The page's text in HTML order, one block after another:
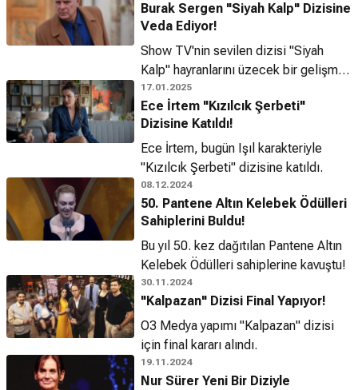
Burak Sergen "Siyah Kalp" Dizisine
Veda Ediyor!
Show TV'nin sevilen dizisi "Siyah
Kalp" hayranlarını üzecek bir gelişme
yaşandı.
17.01.2025
Ece İrtem "Kızılcık Şerbeti"
Dizisine Katıldı!
Ece İrtem, bugün Işıl karakteriyle
"Kızılcık Şerbeti" dizisine katıldı.
08.12.2024
50. Pantene Altın Kelebek Ödülleri
Sahiplerini Buldu!
Bu yıl 50. kez dağıtılan Pantene Altın
Kelebek Ödülleri sahiplerine kavuştu!
30.11.2024
"Kalpazan" Dizisi Final Yapıyor!
O3 Medya yapımı "Kalpazan" dizisi
için final kararı alındı.
19.11.2024
Nur Sürer Yeni Bir Diziyle